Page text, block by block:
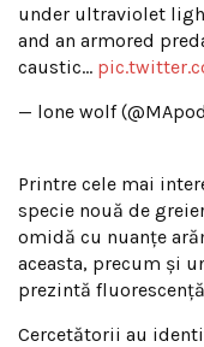
under ultraviolet
and an armored
caustic…
— lone wolf
Printre cele mai
specie nouă de
omidă cu nuanțe
aceasta, precum și
prezintă
Cercetătorii au